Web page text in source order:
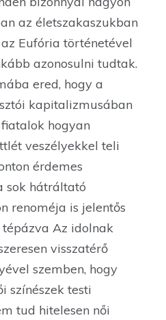
az életszakaszukban
Eufória történetével
azonosulni tudtak.
ered, hogy a
kapitalizmusában
hogyan
veszélyekkel teli
érdemes
sok hátráltató
renoméja is jelentős
Az idolnak
visszatérő
szemben, hogy
színészek testi
tud hitelesen női